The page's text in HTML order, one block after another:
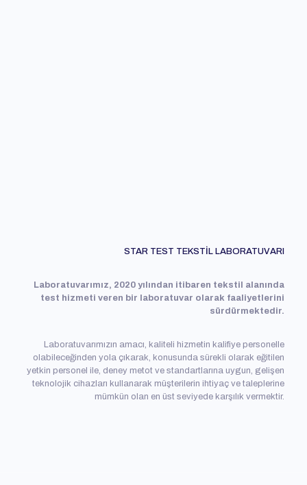
STAR TEST TEKSTİL LABORATUVARI
Laboratuvarımız, 2020 yılından itibaren tekstil alanında
test hizmeti veren bir laboratuvar olarak faaliyetlerini
sürdürmektedir.
Laboratuvarımızın amacı, kaliteli hizmetin kalifiye personelle
olabileceğinden yola çıkarak, konusunda sürekli olarak eğitilen
yetkin personel ile, deney metot ve standartlarına uygun, gelişen
teknolojik cihazları kullanarak müşterilerin ihtiyaç ve taleplerine
mümkün olan en üst seviyede karşılık vermektir.